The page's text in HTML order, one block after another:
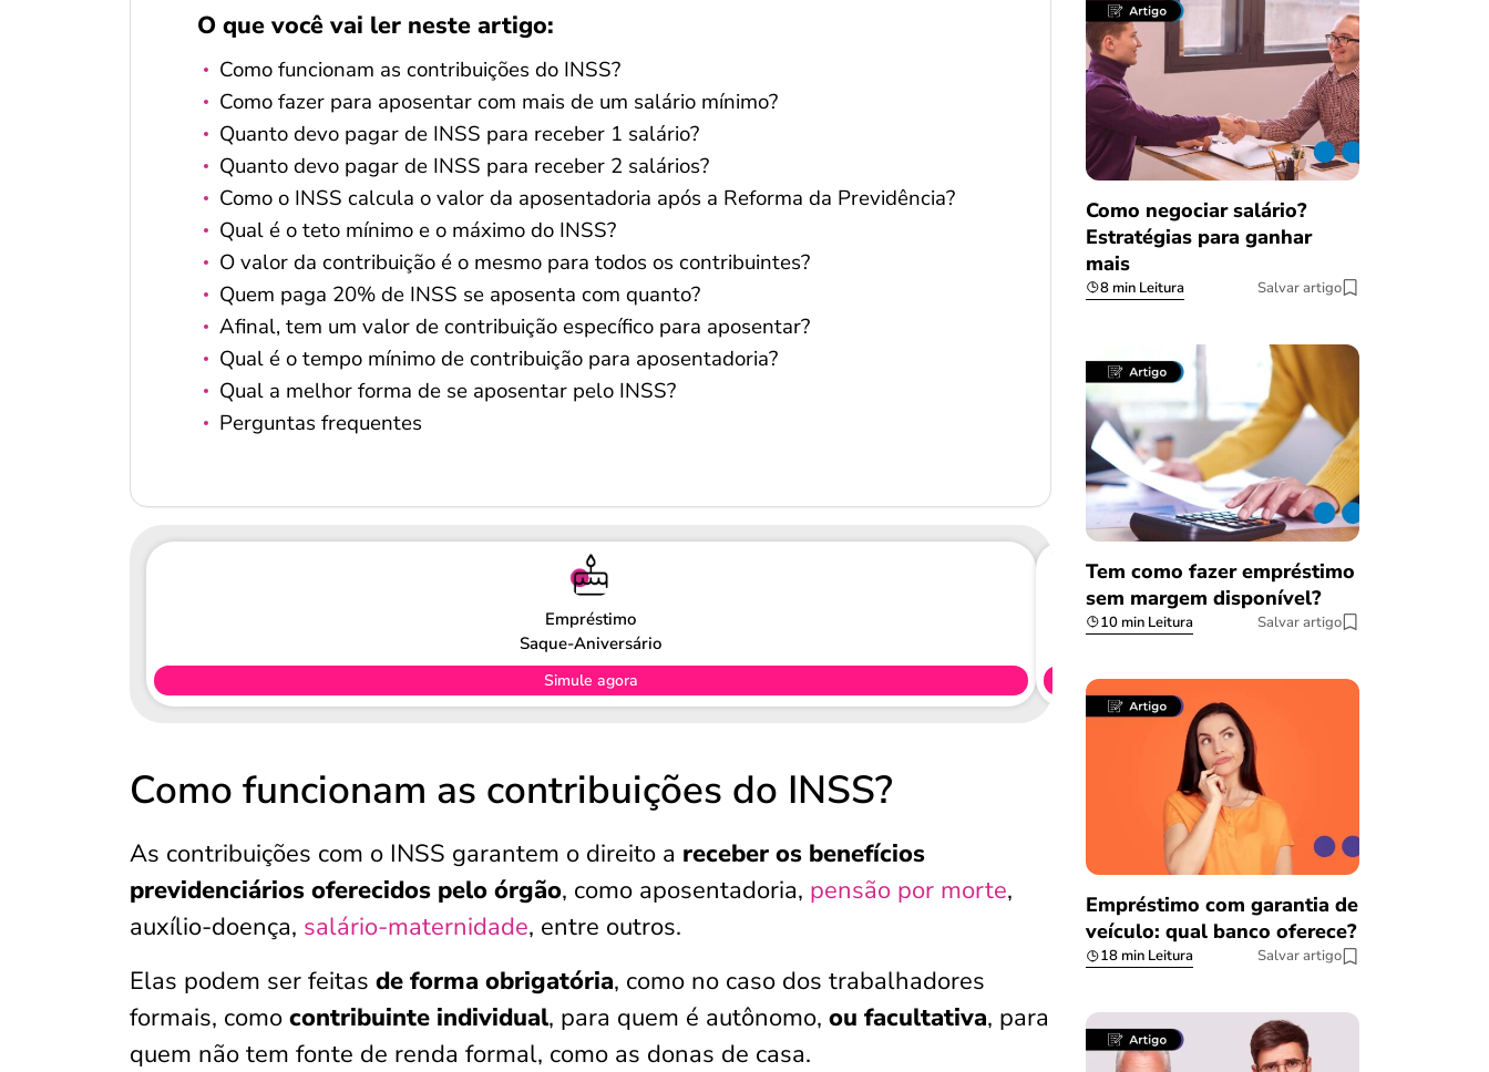
O que você vai ler neste artigo:
Como funcionam as contribuições do INSS?
Como fazer para aposentar com mais de um salário mínimo?
Quanto devo pagar de INSS para receber 1 salário?
Quanto devo pagar de INSS para receber 2 salários?
Como o INSS calcula o valor da aposentadoria após a Reforma da Previdência?
Qual é o teto mínimo e o máximo do INSS?
O valor da contribuição é o mesmo para todos os contribuintes?
Quem paga 20% de INSS se aposenta com quanto?
Afinal, tem um valor de contribuição específico para aposentar?
Qual é o tempo mínimo de contribuição para aposentadoria?
Qual a melhor forma de se aposentar pelo INSS?
Perguntas frequentes
Empréstimo
Saque-Aniversário
Simule agora
Como funcionam as contribuições do INSS?
As contribuições com o INSS garantem o direito a receber os benefícios
previdenciários oferecidos pelo órgão, como aposentadoria, pensão por morte,
auxílio-doença, salário-maternidade, entre outros.
Elas podem ser feitas de forma obrigatória, como no caso dos trabalhadores
formais, como contribuinte individual, para quem é autônomo, ou facultativa, para
quem não tem fonte de renda formal, como as donas de casa.
Como negociar salário?
Estratégias para ganhar
mais
8 min Leitura Salvar artigo
Tem como fazer empréstimo
sem margem disponível?
10 min Leitura Salvar artigo
Empréstimo com garantia de
veículo: qual banco oferece?
18 min Leitura Salvar artigo